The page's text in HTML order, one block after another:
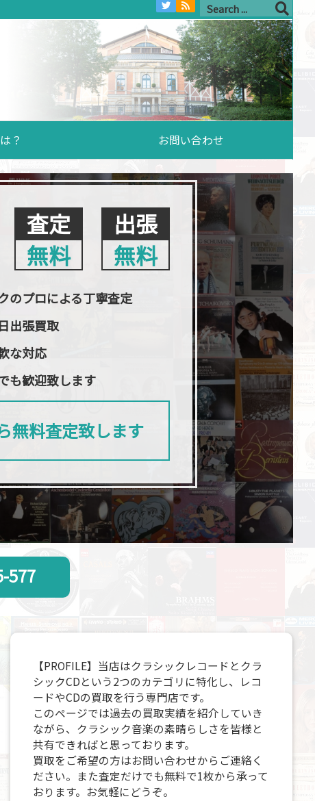
？ お問い合わせ
査定
無料
出張
無料
のプロによる丁寧査定
出張買取
な対応
も歓迎致します
無料査定致します
577
【PROFILE】当店はクラシックレコードとクラ
シックCDという2つのカテゴリに特化し、レコ
ードやCDの買取を行う専門店です。
このページでは過去の買取実績を紹介していき
ながら、クラシック音楽の素晴らしさを皆様と
共有できればと思っております。
買取をご希望の方はお問い合わせからご連絡く
ださい。また査定だけでも無料で1枚から承って
おります。お気軽にどうぞ。